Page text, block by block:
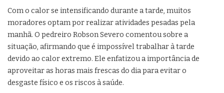
Com o calor se intensificando durante a tarde, muitos
moradores optam por realizar atividades pesadas pela
manhã. O pedreiro Robson Severo comentou sobre a
situação, afirmando que é impossível trabalhar à tarde
devido ao calor extremo. Ele enfatizou a importância de
aproveitar as horas mais frescas do dia para evitar o
desgaste físico e os riscos à saúde.